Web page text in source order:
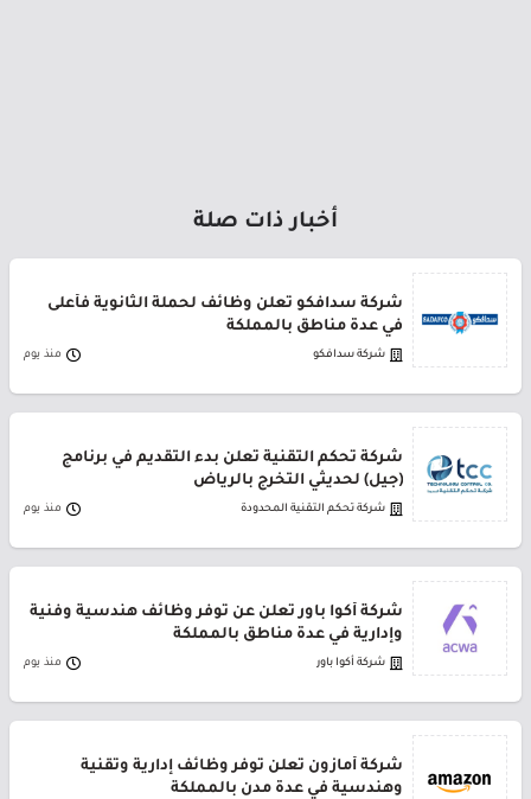
أخبار ذات صلة
شركة سدافكو تعلن وظائف لحملة الثانوية فأعلى
في عدة مناطق بالمملكة
شركة سدافكو منذ يوم
شركة تحكم التقنية تعلن بدء التقديم في برنامج
(جيل) لحديثي التخرج بالرياض
شركة تحكم التقنية المحدودة منذ يوم
شركة أكوا باور تعلن عن توفر وظائف هندسية وفنية
وإدارية في عدة مناطق بالمملكة
شركة أكوا باور منذ يوم
شركة أمازون تعلن توفر وظائف إدارية وتقنية
وهندسية في عدة مدن بالمملكة